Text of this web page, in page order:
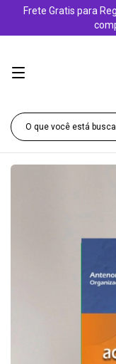
Frete Gratis para